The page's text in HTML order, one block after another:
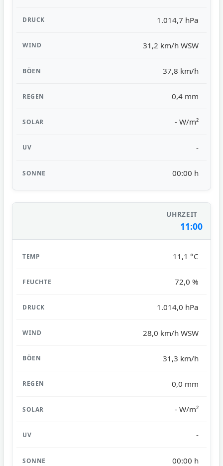
1.014,7 hPa
31,2 km/h WSW
37,8 km/h
0,4 mm
- W/m²
-
00:00 h
11:00
11,1 °C
72,0 %
1.014,0 hPa
28,0 km/h WSW
31,3 km/h
0,0 mm
- W/m²
-
00:00 h